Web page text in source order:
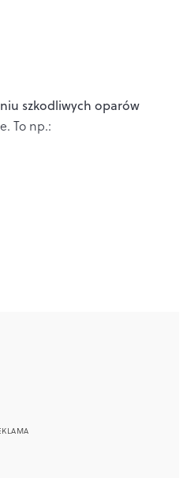
szkodliwych oparów
To np.: